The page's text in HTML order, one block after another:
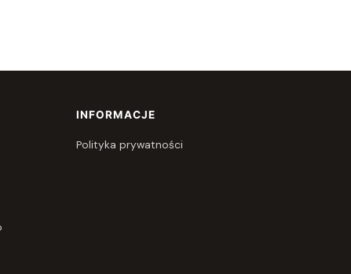
INFORMACJE
Polityka prywatności